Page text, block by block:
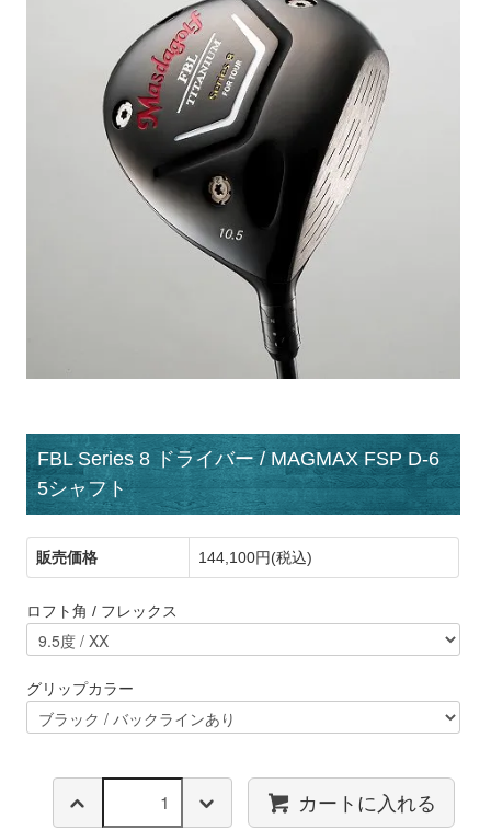
FBL Series 8 ドライバー / MAGMAX FSP D-6
5シャフト
販売価格 144,100円(税込)
ロフト角 / フレックス
グリップカラー
カートに入れる